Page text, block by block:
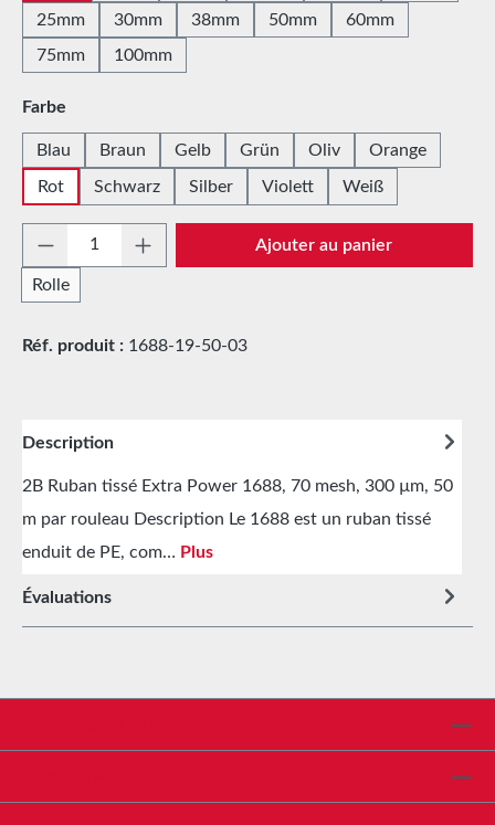
25mm 30mm 38mm 50mm
60mm
75mm
100mm
Sélectionnez
Farbe
Blau Braun Gelb Grün Oliv Orange
Rot Schwarz Silber Violett Weiß
Quantité de produit : Entrez la quantité
Rolle
Ajouter au panier
Réf. produit : 1688-19-50-03
Description
2B Ruban tissé Extra Power 1688, 70 mesh, 300 µm, 50
m par rouleau Description Le 1688 est un ruban tissé
enduit de PE, com… Plus
Évaluations